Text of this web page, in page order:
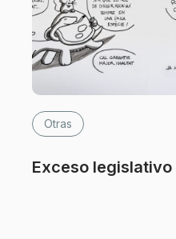
Otras
Exceso legislativo